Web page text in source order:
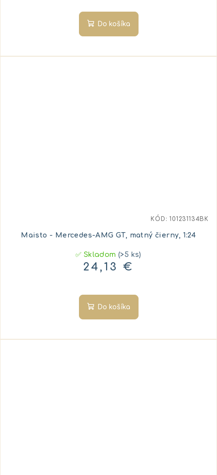
Do košíka
Maisto - Mercedes-AMG GT, matný čierny, 1:24
✅ Skladom(>5 ks)
24,13 €
Do košíka
KÓD:101231134BK